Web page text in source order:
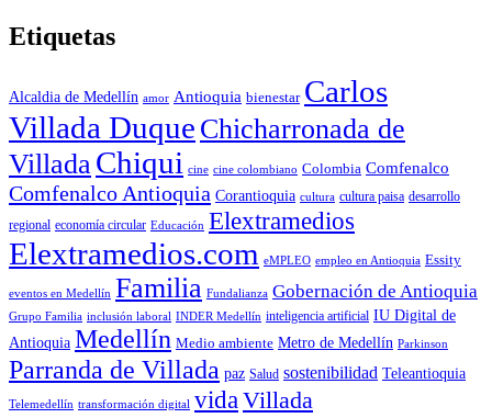
Etiquetas
Alcaldia de Medellín amor Antioquia bienestar Carlos
Villada Duque Chicharronada de
Villada Chiqui cine cine colombiano Colombia Comfenalco
Comfenalco Antioquia Corantioquia cultura cultura paisa desarrollo
regional economía circular Educación Elextramedios
Elextramedios.com eMPLEO empleo en Antioquia Essity
eventos en Medellín Familia Fundalianza Gobernación de Antioquia
Grupo Familia inclusión laboral INDER Medellín inteligencia artificial IU Digital de
Antioquia Medellín Medio ambiente Metro de Medellín Parkinson
Parranda de Villada paz Salud sostenibilidad Teleantioquia
Telemedellín transformación digital vida Villada